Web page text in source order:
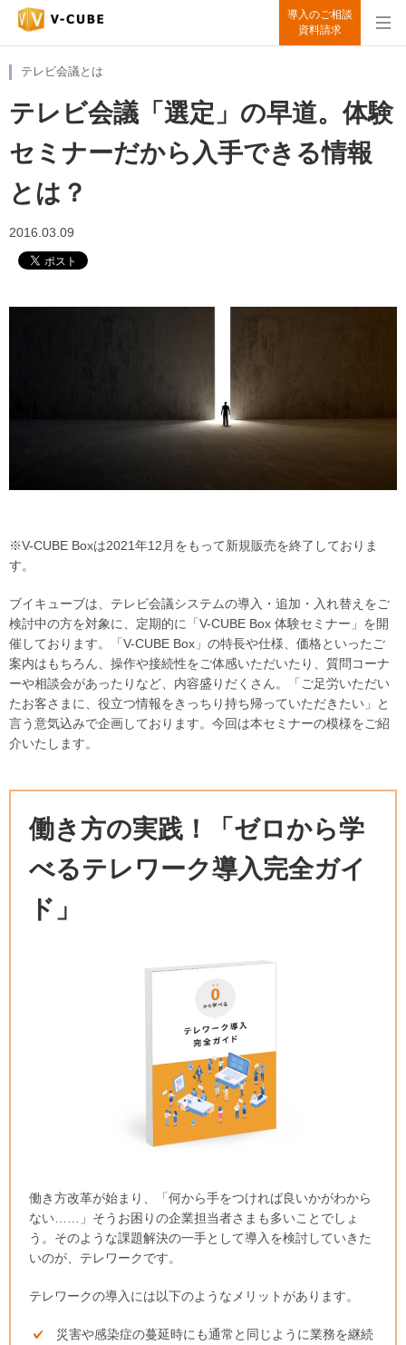
導入のご相談
資料請求
テレビ会議とは
テレビ会議「選定」の早道。体験
セミナーだから入手できる情報
とは？
2016.03.09
※V-CUBE Boxは2021年12月をもって新規販売を終了しておりま
す。
ブイキューブは、テレビ会議システムの導入・追加・入れ替えをご
検討中の方を対象に、定期的に「V-CUBE Box 体験セミナー」を開
催しております。「V-CUBE Box」の特長や仕様、価格といったご
案内はもちろん、操作や接続性をご体感いただいたり、質問コーナ
ーや相談会があったりなど、内容盛りだくさん。「ご足労いただい
たお客さまに、役立つ情報をきっちり持ち帰っていただきたい」と
言う意気込みで企画しております。今回は本セミナーの模様をご紹
介いたします。
働き方の実践！「ゼロから学
べるテレワーク導入完全ガイ
ド」
働き方改革が始まり、「何から手をつければ良いかがわから
ない……」そうお困りの企業担当者さまも多いことでしょ
う。そのような課題解決の一手として導入を検討していきた
いのが、テレワークです。
テレワークの導入には以下のようなメリットがあります。
災害や感染症の蔓延時にも通常と同じように業務を継続